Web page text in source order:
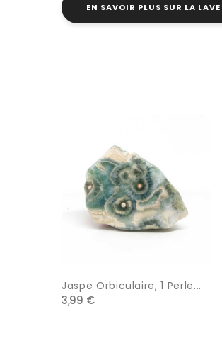
EN SAVOIR PLUS SUR LA LAVE
Jaspe Orbiculaire, 1 Perle...
3,99 €